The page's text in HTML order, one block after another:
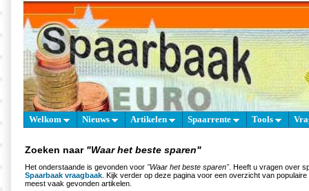
Welkom Nieuws Artikelen Spaarrente Tools
Zoeken naar "Waar het beste sparen"
Het onderstaande is gevonden voor "Waar het beste sparen". Heeft u vragen over
Spaarbaak vraagbaak . Kijk verder op deze pagina voor een overzicht van
meest vaak gevonden artikelen.